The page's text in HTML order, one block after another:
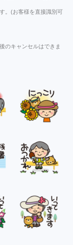
。(お客様を直接識別可
のキャンセルはできま